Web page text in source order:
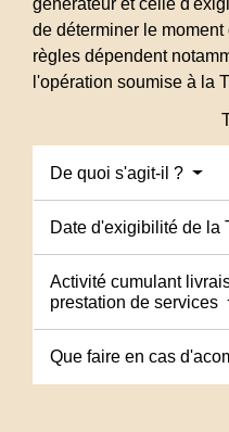
générateur et celle
de déterminer le
règles dépendent
l'opération soumise à la
De quoi s'agit-il ?
Date d'exigibilité de la
Activité cumulant
prestation de services
Que faire en cas